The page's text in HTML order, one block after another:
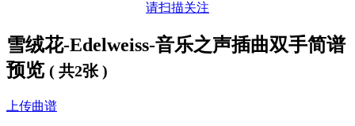
请扫描关注
雪绒花-Edelweiss-音乐之声插曲双手简谱
预览 ( 共2张 )
上传曲谱